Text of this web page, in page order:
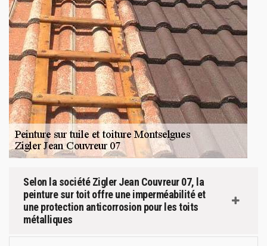
Selon la société Zigler Jean Couvreur 07, la
peinture sur toit offre une imperméabilité et
une protection anticorrosion pour les toits
métalliques